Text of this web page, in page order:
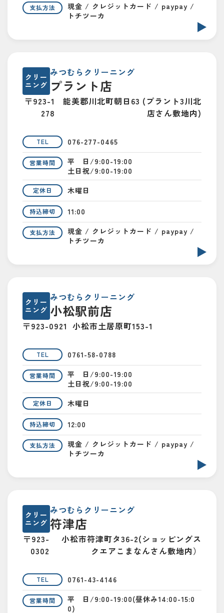
支払方法
現金 / クレジットカード / paypay /
トチツーカ
クリー
ニング
みつむらクリーニング
プラント店
〒923-1
278
能美郡川北町朝日63 (プラント3川北
店さん敷地内)
TEL 076-277-0465
営業時間
平 日/9:00-19:00
土日祝/9:00-19:00
定休日 木曜日
持込締切 11:00
支払方法
現金 / クレジットカード / paypay /
トチツーカ
クリー
ニング
みつむらクリーニング
小松駅前店
〒923-0921 小松市土居原町153-1
TEL 0761-58-0788
営業時間
平 日/9:00-19:00
土日祝/9:00-19:00
定休日 木曜日
持込締切 12:00
支払方法
現金 / クレジットカード / paypay /
トチツーカ
クリー
ニング
みつむらクリーニング
符津店
〒923-
0302
小松市符津町タ36-2(ショッピングス
クエアこまなんさん敷地内）
TEL 0761-43-4146
営業時間
平 日/9:00-19:00(昼休み14:00-15:0
0)